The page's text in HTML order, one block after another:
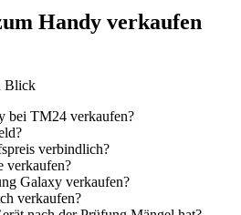
Handy verkaufen
Blick
bei TM24 verkaufen?
verbindlich?
verkaufen?
Galaxy verkaufen?
verkaufen?